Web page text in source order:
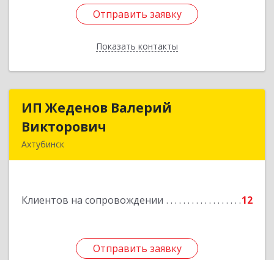
Отправить заявку
Показать контакты
Отправить заявку
Назад
ИП Жеденов Валерий
Викторович
Ахтубинск
Клиентов на сопровождении 12
Отправить заявку
ИП Жеденов Валерий
Подробнее
Отправить заявку